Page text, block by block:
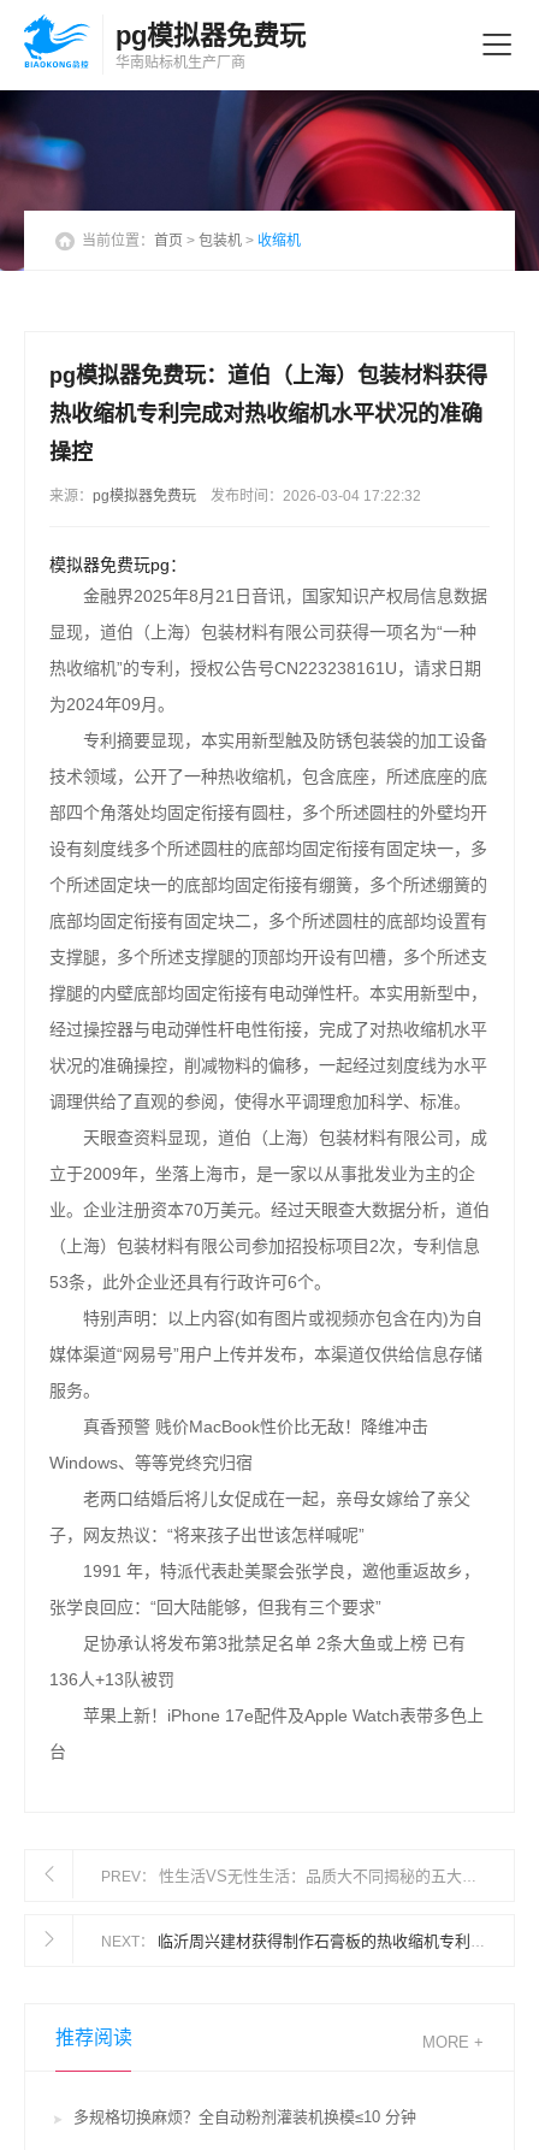
pg模拟器免费玩
华南贴标机生产厂商
当前位置： 首页 > 包装机 > 收缩机
pg模拟器免费玩：道伯（上海）包装材料获得
热收缩机专利完成对热收缩机水平状况的准确
操控
来源： pg模拟器免费玩 发布时间：2026-03-04 17:22:32
模拟器免费玩pg：
金融界2025年8月21日音讯，国家知识产权局信息数据
显现，道伯（上海）包装材料有限公司获得一项名为“一种
热收缩机”的专利，授权公告号CN223238161U，请求日期
为2024年09月。
专利摘要显现，本实用新型触及防锈包装袋的加工设备
技术领域，公开了一种热收缩机，包含底座，所述底座的底
部四个角落处均固定衔接有圆柱，多个所述圆柱的外壁均开
设有刻度线多个所述圆柱的底部均固定衔接有固定块一，多
个所述固定块一的底部均固定衔接有绷簧，多个所述绷簧的
底部均固定衔接有固定块二，多个所述圆柱的底部均设置有
支撑腿，多个所述支撑腿的顶部均开设有凹槽，多个所述支
撑腿的内壁底部均固定衔接有电动弹性杆。本实用新型中，
经过操控器与电动弹性杆电性衔接，完成了对热收缩机水平
状况的准确操控，削减物料的偏移，一起经过刻度线为水平
调理供给了直观的参阅，使得水平调理愈加科学、标准。
天眼查资料显现，道伯（上海）包装材料有限公司，成
立于2009年，坐落上海市，是一家以从事批发业为主的企
业。企业注册资本70万美元。经过天眼查大数据分析，道伯
（上海）包装材料有限公司参加招投标项目2次，专利信息
53条，此外企业还具有行政许可6个。
特别声明：以上内容(如有图片或视频亦包含在内)为自
媒体渠道“网易号”用户上传并发布，本渠道仅供给信息存储
服务。
真香预警 贱价MacBook性价比无敌！降维冲击
Windows、等等党终究归宿
老两口结婚后将儿女促成在一起，亲母女嫁给了亲父
子，网友热议：“将来孩子出世该怎样喊呢”
1991 年，特派代表赴美聚会张学良，邀他重返故乡，
张学良回应：“回大陆能够，但我有三个要求”
足协承认将发布第3批禁足名单 2条大鱼或上榜 已有
136人+13队被罚
苹果上新！iPhone 17e配件及Apple Watch表带多色上
台
PREV： 性生活VS无性生活：品质大不同揭秘的五大潜在好处！
NEXT： 临沂周兴建材获得制作石膏板的热收缩机专利完成调理自动辊和从动辊高度的意图
推荐阅读 MORE +
多规格切换麻烦？全自动粉剂灌装机换模≤10 分钟